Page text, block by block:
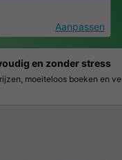
0 huisdier
Aanpassen
en veilige betaalomgeving